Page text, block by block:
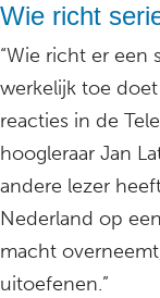
Wie richt
“Wie richt er een
werkelijk toe
reacties in de
hoogleraar Jan
andere lezer
Nederland op
macht
uitoefenen.”